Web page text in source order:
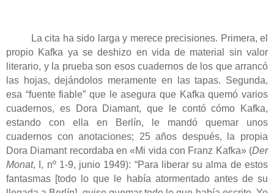
La cita ha sido larga y merece precisiones. Primera, el
propio Kafka ya se deshizo en vida de material sin valor
literario, y la prueba son esos cuadernos de los que arrancó
las hojas, dejándolos meramente en las tapas. Segunda,
esa “fuente fiable” que le asegura que Kafka quemó varios
cuadernos, es Dora Diamant, que le contó cómo Kafka,
estando con ella en Berlín, le mandó quemar unos
cuadernos con anotaciones; 25 años después, la propia
Dora Diamant recordaba en «Mi vida con Franz Kafka» (Der
Monat, I, nº 1-9, junio 1949): “Para liberar su alma de estos
fantasmas [todo lo que le había atormentado antes de su